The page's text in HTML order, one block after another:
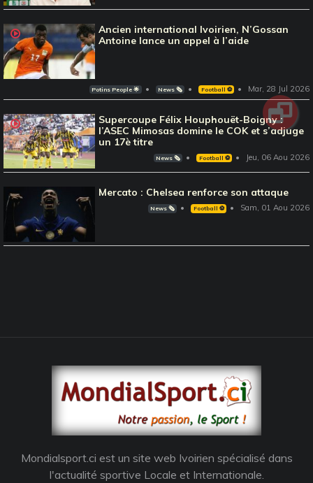
Ancien international Ivoirien, N’Gossan
Antoine lance un appel à l’aide
Potins People 🌟 News 🗞️ Football ⚽️ Mar, 28 Jul 2026
Supercoupe Félix Houphouët-Boigny :
l’ASEC Mimosas domine le COK et s’adjuge
un 17è titre
News 🗞️ Football ⚽️ Jeu, 06 Aou 2026
Mercato : Chelsea renforce son attaque
News 🗞️ Football ⚽️ Sam, 01 Aou 2026
Mondialsport.ci est un site web Ivoirien spécialisé dans
l'actualité sportive Locale et Internationale.